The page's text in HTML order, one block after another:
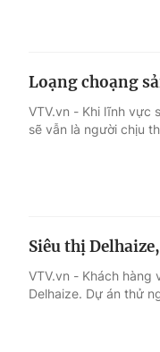
Loạng choạng
VTV.vn - Khi lĩnh vực
sẽ vẫn là người chịu
Siêu thị
VTV.vn - Khách hàng
Delhaize. Dự án thử